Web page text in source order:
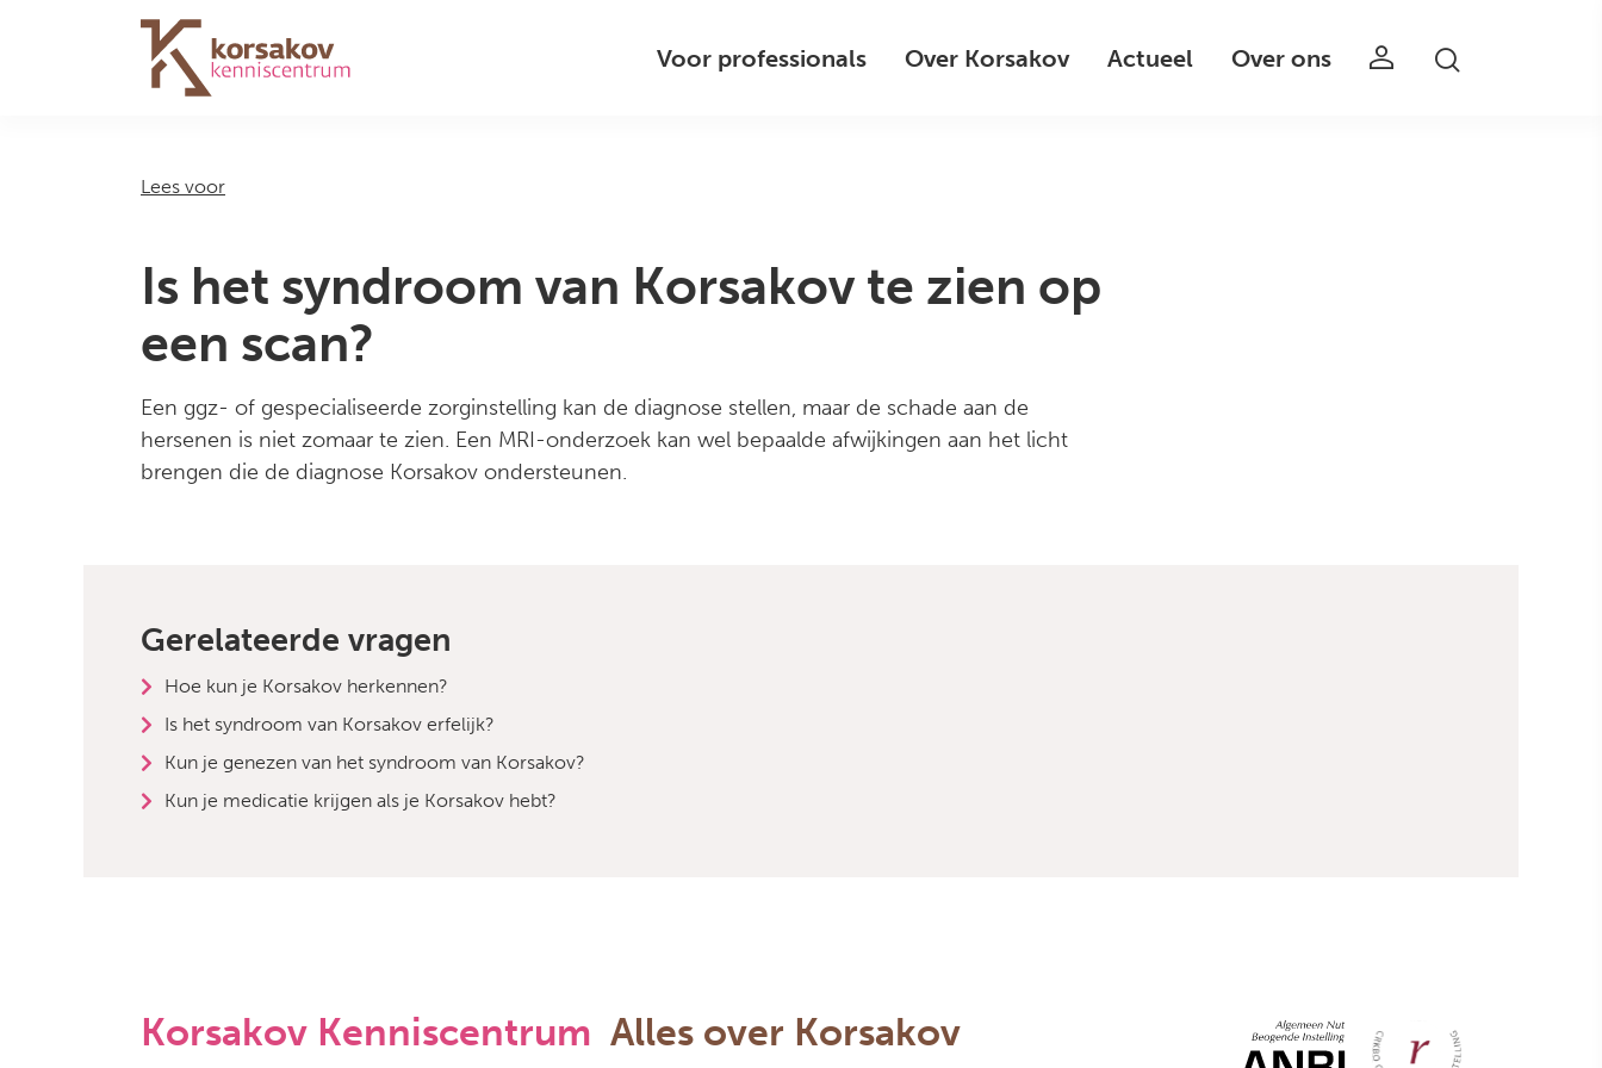
Navigation Voor professionals Over Korsakov Actueel Over ons
Lees voor
Is het syndroom van Korsakov te zien op
een scan?
Een ggz- of gespecialiseerde zorginstelling kan de diagnose stellen, maar de schade aan de
hersenen is niet zomaar te zien. Een MRI-onderzoek kan wel bepaalde afwijkingen aan het licht
brengen die de diagnose Korsakov ondersteunen.
Gerelateerde vragen
Hoe kun je Korsakov herkennen?
Is het syndroom van Korsakov erfelijk?
Kun je genezen van het syndroom van Korsakov?
Kun je medicatie krijgen als je Korsakov hebt?
Korsakov Kenniscentrum Alles over Korsakov